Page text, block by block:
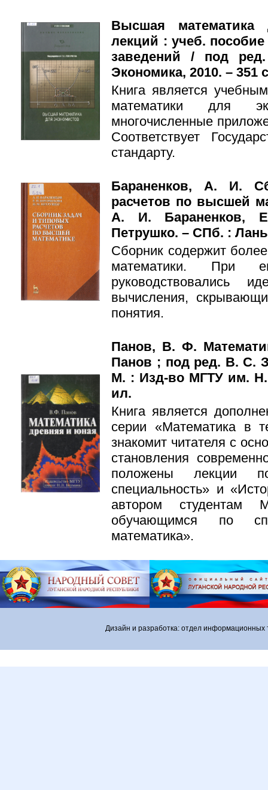
Высшая
лекций : учеб.
заведений / под
Экономика, 2010. – 351
Книга является
математики для
многочисленные
Соответствует
стандарту.
Бараненков, А. И.
расчетов по высшей
А. И. Бараненков,
Петрушко. – СПб. :
Сборник содержит
математики. При
руководствовались
вычисления,
понятия.
Панов, В. Ф.
Панов ; под ред. В. С.
М. : Изд-во МГТУ им. Н.
ил.
Книга является
серии «Математика в
знакомит читателя с
становления
положены лекции
специальность» и
автором
обучающимся по
математика».
Дизайн и разработка: отдел информационных